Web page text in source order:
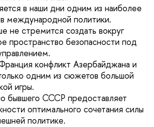
в наши дни одним из наиболее
международной политики.
не стремится создать вокруг
пространство безопасности под
конфликт Азербайджана и
одним из сюжетов большой
игры.
бывшего СССР предоставляет
оптимального сочетания силы
политике.